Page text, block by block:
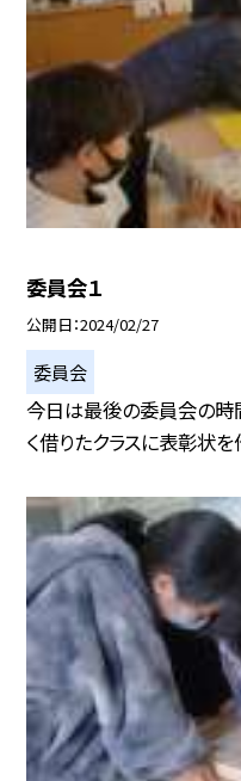
委員会１
公開日 2024/02/27
委員会
今日は最後の委員会の時
く借りたクラスに表彰状を